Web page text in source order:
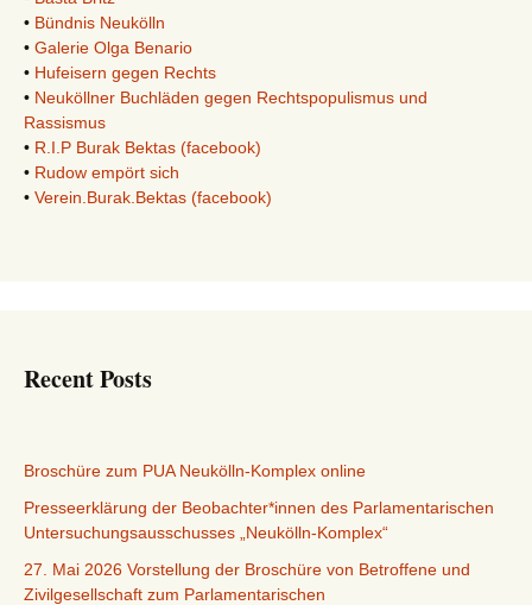
• Bündnis Neukölln
• Galerie Olga Benario
• Hufeisern gegen Rechts
• Neuköllner Buchläden gegen Rechtspopulismus und
Rassismus
• R.I.P Burak Bektas (facebook)
• Rudow empört sich
• Verein.Burak.Bektas (facebook)
Recent Posts
Broschüre zum PUA Neukölln-Komplex online
Presseerklärung der Beobachter*innen des Parlamentarischen
Untersuchungsausschusses „Neukölln-Komplex“
27. Mai 2026 Vorstellung der Broschüre von Betroffene und
Zivilgesellschaft zum Parlamentarischen